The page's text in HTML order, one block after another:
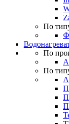
По
По
По